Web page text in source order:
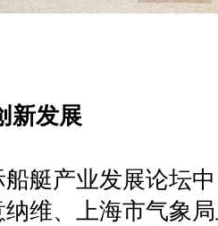
新发展
船艇产业发展论坛
维、上海市气象